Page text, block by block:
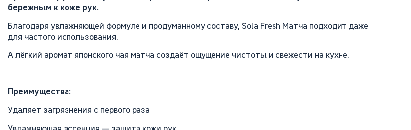
бережным к коже рук.
Благодаря увлажняющей формуле и продуманному составу, Sola Fresh Матча подходит даже
для частого использования.
А лёгкий аромат японского чая матча создаёт ощущение чистоты и свежести на кухне.
Преимущества:
Удаляет загрязнения с первого раза
Увлажняющая эссенция — защита кожи рук